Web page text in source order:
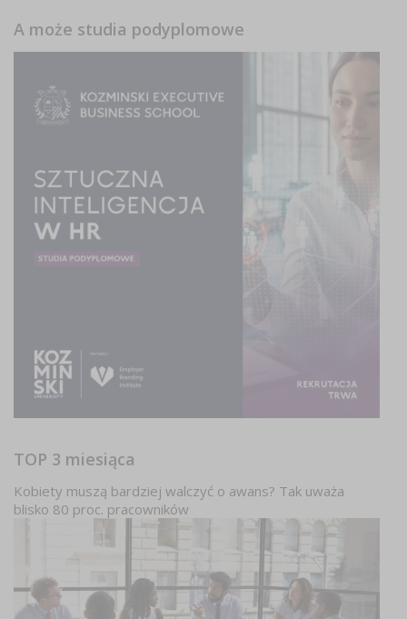
A może studia podyplomowe
TOP 3 miesiąca
Kobiety muszą bardziej walczyć o awans? Tak uważa
blisko 80 proc. pracowników